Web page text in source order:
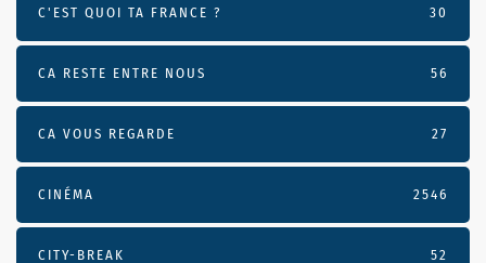
C'EST QUOI TA FRANCE ? 30
CA RESTE ENTRE NOUS 56
CA VOUS REGARDE 27
CINÉMA 2546
CITY-BREAK 52